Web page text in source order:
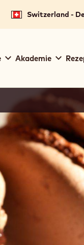
Switzerland -
Akademie